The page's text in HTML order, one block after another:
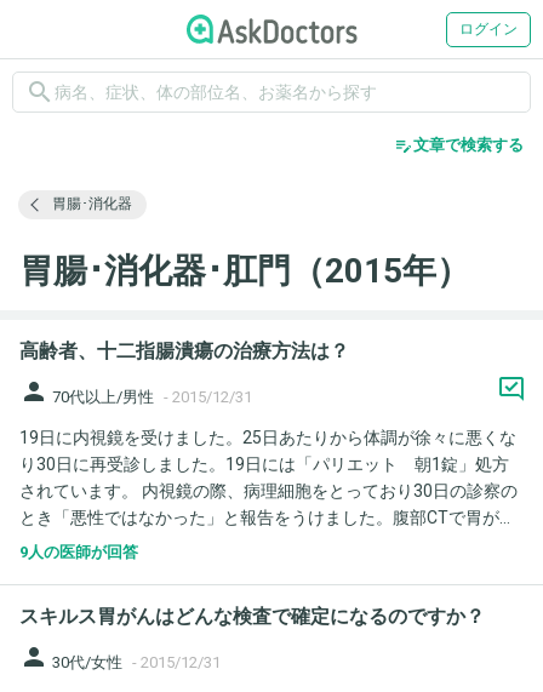
ログイン
search
edit_note文章で検索する
胃腸･消化器
胃腸･消化器･肛門（2015年）
高齢者、十二指腸潰瘍の治療方法は？
person 70代以上/男性 - 2015/12/31
19日に内視鏡を受けました。25日あたりから体調が徐々に悪くな
り30日に再受診しました。19日には「パリエット 朝1錠」処方
されています。 内視鏡の際、病理細胞をとっており30日の診察の
とき「悪性ではなかった」と報告をうけました。腹部CTで胃がか
なりふくらんでいることが確認されて入院することになったので
大きくて穴が(小腸へいく）ふさがれている・・といわれたのです
が。その結果、飲食物や胃液が胃内に溜まってしまったとのこ
9人の医師が回答
スキルス胃がんはどんな検査で確定になるのですか？
person 30代/女性 - 2015/12/31